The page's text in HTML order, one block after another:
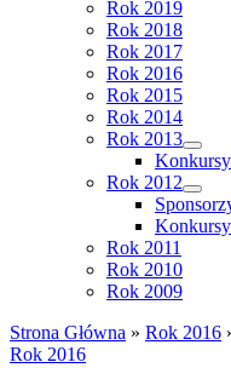
Rok 2019
Rok 2018
Rok 2017
Rok 2016
Rok 2015
Rok 2014
Rok 2013
Rok 2012
Rok 2011
Rok 2010
Rok 2009
Strona Główna » Rok 2016
Rok 2016